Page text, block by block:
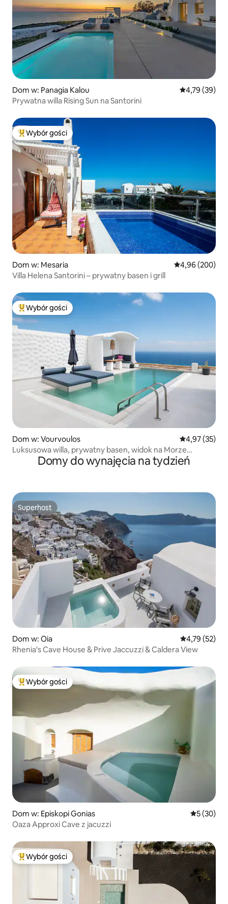
Dom w: Panagia Kalou Średnia
4,79 (39)
Prywatna willa Rising Sun na Santorini
Najpopularniejsze z kategorii Wybór gości
Wybór gości
Dom w: Mesaria Średnia
4,96 (200)
Villa Helena Santorini – prywatny basen i grill
Najpopularniejsze z kategorii Wybór gości
Wybór gości
Dom w: Vourvoulos Średnia
4,97 (35)
Luksusowa willa, prywatny basen, widok na Morze
EgejskieDomy do wynajęcia na tydzień
Superhost
Superhost
Dom w: Oia Średnia
4,79 (52)
Rhenia's Cave House & Prive Jaccuzzi & Caldera View
Najpopularniejsze z kategorii Wybór gości
Wybór gości
Dom w: Episkopi Gonias Średnia
5 (30)
Oaza Approxi Cave z jacuzzi
Najpopularniejsze z kategorii Wybór gości
Wybór gości